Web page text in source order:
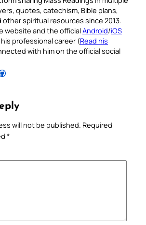
quotes, catechism, Bible plans,
spiritual resources since 2013.
website and the officialAndroid/iOS
professional career (Read his
with him on the official social
GitHub
will not be published. Required
*